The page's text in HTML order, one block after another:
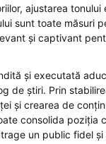
ajustarea tonului
sunt toate măsuri
și captivant
și executată
de știri. Prin
și crearea de
consolida poziția
un public fidel și